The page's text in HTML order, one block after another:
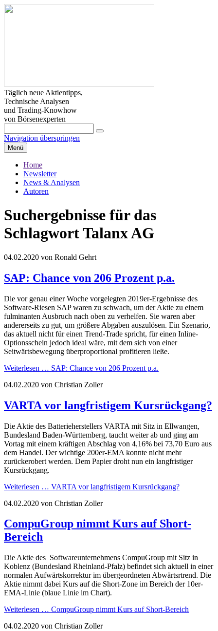
Täglich neue Aktientipps,
Technische Analysen
und Trading-Knowhow
von Börsenexperten
Navigation überspringen
Menü
Home
Newsletter
News & Analysen
Autoren
Suchergebnisse für das
Schlagwort Talanx AG
04.02.2020 von Ronald Gehrt
SAP: Chance von 206 Prozent p.a.
Die vor genau einer Woche vorgelegten 2019er-Ergebnisse des
Software-Riesen SAP waren zu schwach, um der Aktie zu einem
fulminanten Ausbruch nach oben zu verhelfen. Sie waren aber
andererseits zu gut, um größere Abgaben auszulösen. Ein Szenario,
das aktuell nicht für einen Trend-Trade spricht, für einen Inline-
Optionsschein jedoch ideal wäre, mit dem sich von einer
Seitwärtsbewegung überproportional profitieren ließe.
Weiterlesen … SAP: Chance von 206 Prozent p.a.
04.02.2020 von Christian Zoller
VARTA vor langfristigem Kursrückgang?
Die Aktie des Batterieherstellers VARTA mit Sitz in Ellwangen,
Bundesland Baden-Württemberg, taucht weiter ab und ging am
Vortag mit einem kräftigen Abschlag von 4,16% bei 73,70 Euro aus
dem Handel. Der wichtige 200er-EMA konnte nicht mehr
zurückerobert werden. Dem Papier droht nun ein langfristiger
Kursrückgang.
Weiterlesen … VARTA vor langfristigem Kursrückgang?
04.02.2020 von Christian Zoller
CompuGroup nimmt Kurs auf Short-
Bereich
Die Aktie des Softwareunternehmens CompuGroup mit Sitz in
Koblenz (Bundesland Rheinland-Pfalz) befindet sich aktuell in einer
normalen Aufwärtskorrektur im übergeordneten Abwärtsrtrend. Die
Aktie nimmt dabei Kurs auf die Short-Zone im Bereich der 10er-
EMA-Linie (blaue Linie im Chart).
Weiterlesen … CompuGroup nimmt Kurs auf Short-Bereich
04.02.2020 von Christian Zoller